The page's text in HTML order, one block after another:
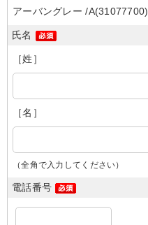
アーバングレー /A(31077700)
氏名
［姓］
［名］
（全角で入力してください）
電話番号